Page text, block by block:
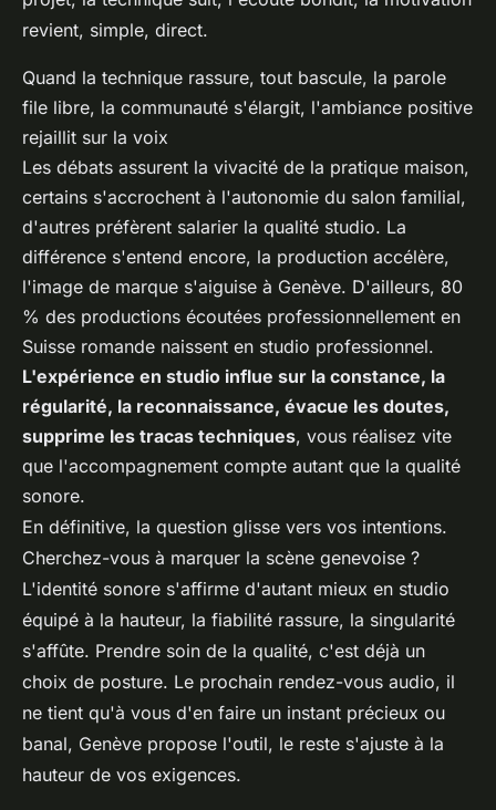
revient, simple, direct.
Quand la technique rassure, tout bascule, la parole
file libre, la communauté s'élargit, l'ambiance positive
rejaillit sur la voix
Les débats assurent la vivacité de la pratique maison,
certains s'accrochent à l'autonomie du salon familial,
d'autres préfèrent salarier la qualité studio. La
différence s'entend encore, la production accélère,
l'image de marque s'aiguise à Genève. D'ailleurs, 80
% des productions écoutées professionnellement en
Suisse romande naissent en studio professionnel.
L'expérience en studio influe sur la constance, la
régularité, la reconnaissance, évacue les doutes,
supprime les tracas techniques, vous réalisez vite
que l'accompagnement compte autant que la qualité
sonore.
En définitive, la question glisse vers vos intentions.
Cherchez-vous à marquer la scène genevoise ?
L'identité sonore s'affirme d'autant mieux en studio
équipé à la hauteur, la fiabilité rassure, la singularité
s'affûte. Prendre soin de la qualité, c'est déjà un
choix de posture. Le prochain rendez-vous audio, il
ne tient qu'à vous d'en faire un instant précieux ou
banal, Genève propose l'outil, le reste s'ajuste à la
hauteur de vos exigences.